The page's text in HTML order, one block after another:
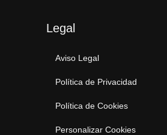
Legal
Aviso Legal
Política de Privacidad
Política de Cookies
Personalizar Cookies